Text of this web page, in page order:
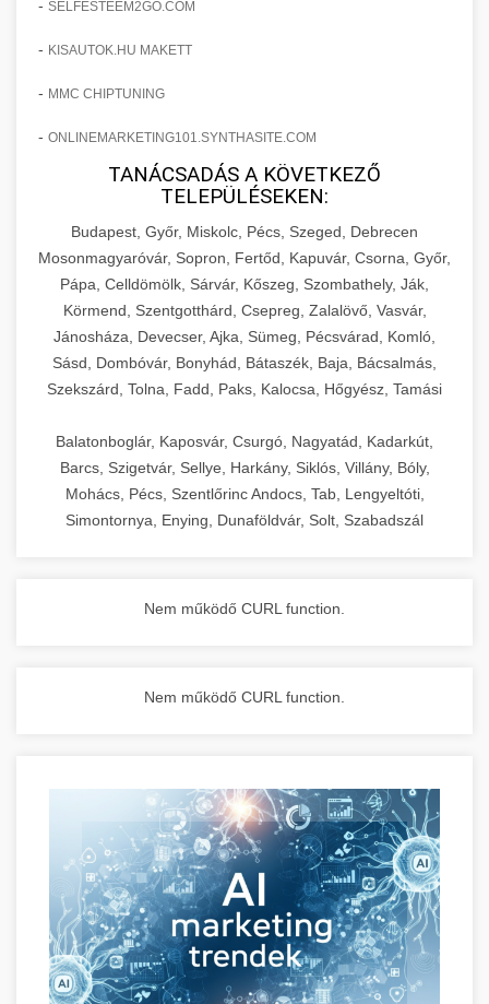
- SELFESTEEM2GO.COM
- KISAUTOK.HU MAKETT
- MMC CHIPTUNING
- ONLINEMARKETING101.SYNTHASITE.COM
TANÁCSADÁS A KÖVETKEZŐ
TELEPÜLÉSEKEN:
Budapest, Győr, Miskolc, Pécs, Szeged, Debrecen
Mosonmagyaróvár, Sopron, Fertőd, Kapuvár, Csorna, Győr,
Pápa, Celldömölk, Sárvár, Kőszeg, Szombathely, Ják,
Körmend, Szentgotthárd, Csepreg, Zalalövő, Vasvár,
Jánosháza, Devecser, Ajka, Sümeg, Pécsvárad, Komló,
Sásd, Dombóvár, Bonyhád, Bátaszék, Baja, Bácsalmás,
Szekszárd, Tolna, Fadd, Paks, Kalocsa, Hőgyész, Tamási
Balatonboglár, Kaposvár, Csurgó, Nagyatád, Kadarkút,
Barcs, Szigetvár, Sellye, Harkány, Siklós, Villány, Bóly,
Mohács, Pécs, Szentlőrinc Andocs, Tab, Lengyeltóti,
Simontornya, Enying, Dunaföldvár, Solt, Szabadszál
Nem működő CURL function.
Nem működő CURL function.